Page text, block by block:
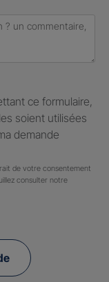
ce formulaire,
soient utilisées
demande
de votre consentement
consulter notre